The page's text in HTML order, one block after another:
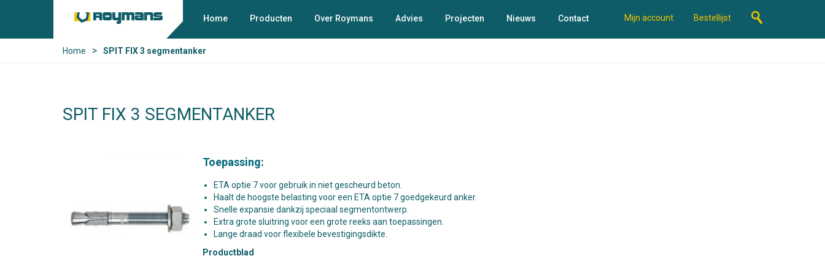
Home Producten Over Roymans Advies Projecten Nieuws Contact Mijn account Bestellijst
Home > SPIT FIX 3 segmentanker
SPIT FIX 3 SEGMENTANKER
Toepassing:
ETA optie 7 voor gebruik in niet gescheurd beton.
Haalt de hoogste belasting voor een ETA optie 7 goedgekeurd anker.
Snelle expansie dankzij speciaal segmentontwerp.
Extra grote sluitring voor een grote reeks aan toepassingen.
Lange draad voor flexibele bevestigingsdikte.
Productblad